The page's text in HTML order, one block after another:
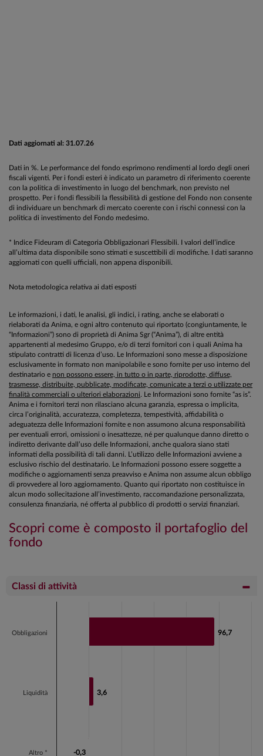
Dati aggiornati al: 31.07.26
Dati in %. Le performance del fondo esprimono rendimenti al lordo degli oneri
fiscali vigenti. Per i fondi esteri è indicato un parametro di riferimento coerente
con la politica di investimento in luogo del benchmark, non previsto nel
prospetto. Per i fondi flessibili la flessibilità di gestione del Fondo non consente
di individuare un benchmark di mercato coerente con i rischi connessi con la
politica di investimento del Fondo medesimo.
* Indice Fideuram di Categoria Obbligazionari Flessibili. I valori dell’indice
all’ultima data disponibile sono stimati e suscettibili di modifiche. I dati saranno
aggiornati con quelli ufficiali, non appena disponibili.
Nota metodologica relativa ai dati esposti
Le informazioni, i dati, le analisi, gli indici, i rating, anche se elaborati o
rielaborati da Anima, e ogni altro contenuto qui riportato (congiuntamente, le
“Informazioni”) sono di proprietà di Anima Sgr (“Anima”), di altre entità
appartenenti al medesimo Gruppo, e/o di terzi fornitori con i quali Anima ha
stipulato contratti di licenza d’uso. Le Informazioni sono messe a disposizione
esclusivamente in formato non manipolabile e sono fornite per uso interno del
destinatario e non possono essere, in tutto o in parte, riprodotte, diffuse,
trasmesse, distribuite, pubblicate, modificate, comunicate a terzi o utilizzate per
finalità commerciali o ulteriori elaborazioni. Le Informazioni sono fornite “as is”.
Anima e i fornitori terzi non rilasciano alcuna garanzia, espressa o implicita,
circa l’originalità, accuratezza, completezza, tempestività, affidabilità o
adeguatezza delle Informazioni fornite e non assumono alcuna responsabilità
per eventuali errori, omissioni o inesattezze, né per qualunque danno diretto o
indiretto derivante dall’uso delle Informazioni, anche qualora siano stati
informati della possibilità di tali danni. L’utilizzo delle Informazioni avviene a
esclusivo rischio del destinatario. Le Informazioni possono essere soggette a
modifiche o aggiornamenti senza preavviso e Anima non assume alcun obbligo
di provvedere al loro aggiornamento. Quanto qui riportato non costituisce in
alcun modo sollecitazione all’investimento, raccomandazione personalizzata,
consulenza finanziaria, né offerta al pubblico di prodotti o servizi finanziari.
Scopri come è composto il portafoglio del
fondo
Classi di attività
Bar chart with 3 bars.
View as data table, Chart
96,7
96,7
3,6
3,6
-0,3
-0,3
Obbligazioni
Liquidità
Altro *